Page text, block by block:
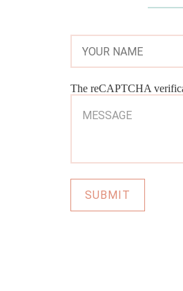
The reCAPTCHA